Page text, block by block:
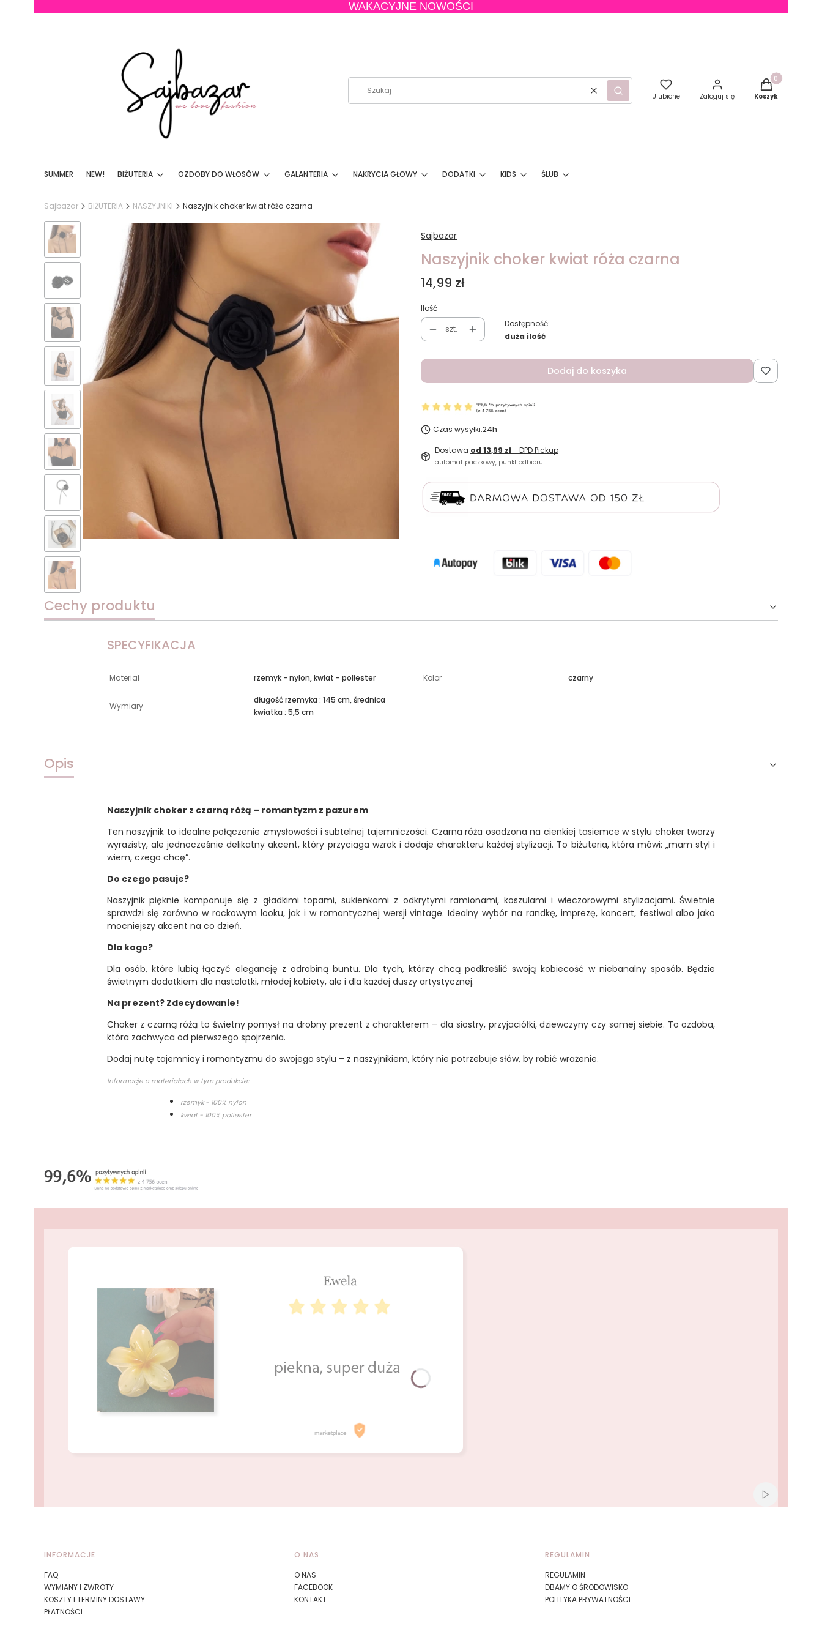
WAKACYJNE NOWOŚCI
WyczyśćSzukaj Ulubione Zaloguj się
Produkty w
Koszyk
SUMMER NEW! BIŻUTERIA OZDOBY DO WŁOSÓW GALANTERIA NAKRYCIA GŁOWY DODATKI KIDS ŚLUB
Sajbazar BIŻUTERIA NASZYJNIKI Naszyjnik choker kwiat róża czarna
Sajbazar
Naszyjnik choker kwiat róża czarna
Cena
14,99 zł
Ilość
szt.
Dostępność:
duża ilość
Dodaj do koszyka
Czas wysyłki:24h
Dostawa od 13,99 zł- DPD Pickup
automat paczkowy, punkt odbioru
Cechy produktu
SPECYFIKACJA
Materiał rzemyk - nylon, kwiat - poliester Kolor czarny
Wymiary
długość rzemyka : 145 cm, średnica
kwiatka : 5,5 cm
Opis
Naszyjnik choker z czarną różą – romantyzm z pazurem
Ten naszyjnik to idealne połączenie zmysłowości i subtelnej tajemniczości. Czarna róża osadzona na cienkiej tasiemce w stylu choker tworzy
wyrazisty, ale jednocześnie delikatny akcent, który przyciąga wzrok i dodaje charakteru każdej stylizacji. To biżuteria, która mówi: „mam styl i
wiem, czego chcę”.
Do czego pasuje?
Naszyjnik pięknie komponuje się z gładkimi topami, sukienkami z odkrytymi ramionami, koszulami i wieczorowymi stylizacjami. Świetnie
sprawdzi się zarówno w rockowym looku, jak i w romantycznej wersji vintage. Idealny wybór na randkę, imprezę, koncert, festiwal albo jako
mocniejszy akcent na co dzień.
Dla kogo?
Dla osób, które lubią łączyć elegancję z odrobiną buntu. Dla tych, którzy chcą podkreślić swoją kobiecość w niebanalny sposób. Będzie
świetnym dodatkiem dla nastolatki, młodej kobiety, ale i dla każdej duszy artystycznej.
Na prezent? Zdecydowanie!
Choker z czarną różą to świetny pomysł na drobny prezent z charakterem – dla siostry, przyjaciółki, dziewczyny czy samej siebie. To ozdoba,
która zachwyca od pierwszego spojrzenia.
Dodaj nutę tajemnicy i romantyzmu do swojego stylu – z naszyjnikiem, który nie potrzebuje słów, by robić wrażenie.
Informacje o materiałach w tym produkcie:
rzemyk - 100% nylon
kwiat - 100% poliester
Włącz
Linki w stopce
INFORMACJE
FAQ
WYMIANY I ZWROTY
KOSZTY I TERMINY DOSTAWY
PŁATNOŚCI
O NAS
O NAS
FACEBOOK
KONTAKT
REGULAMIN
REGULAMIN
DBAMY O ŚRODOWISKO
POLITYKA PRYWATNOŚCI